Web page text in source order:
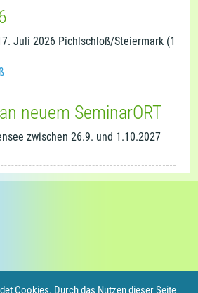
Juli 2026 Pichlschloß/Steiermark (1
neuem SeminarORT
zwischen 26.9. und 1.10.2027
Cookies. Durch das Nutzen dieser Seite